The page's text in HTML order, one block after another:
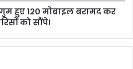
हुए 120 मोबाइल बरामद कर
को सौंपे।